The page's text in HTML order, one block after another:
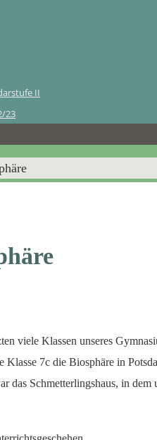
II
23
viele Klassen unseres
7c die Biosphäre in
das Schmetterlingshaus, in dem